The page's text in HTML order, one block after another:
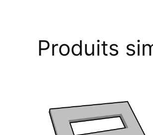
Produits